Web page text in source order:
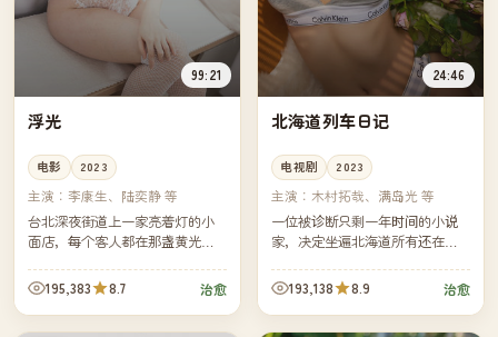
99:21
浮光
电影 2023
主演： 李康生、陆奕静 等
台北深夜街道上一家亮着灯的小
面店，每个客人都在那盏黄光下
对白，灯影里却写满了城市最深
的沉默。
195,383 8.7 治愈
24:46
北海道列车日记
电视剧 2023
主演： 木村拓哉、满岛光 等
一位被诊断只剩一年时间的小说
家，决定坐遍北海道所有还在运
偶遇，都比他自己的小说更难
写。
193,138 8.9 治愈